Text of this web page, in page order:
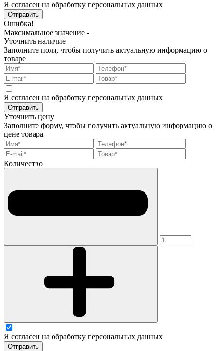
Я согласен на обработку персональных данных
Отправить
Ошибка!
Максимальное значение -
Уточнить наличие
Заполните поля, чтобы получить актуальную информацию о
товаре
Я согласен на обработку персональных данных
Отправить
Уточнить цену
Заполните форму, чтобы получить актуальную информацию о
цене товара
Количество
Я согласен на обработку персональных данных
Отправить